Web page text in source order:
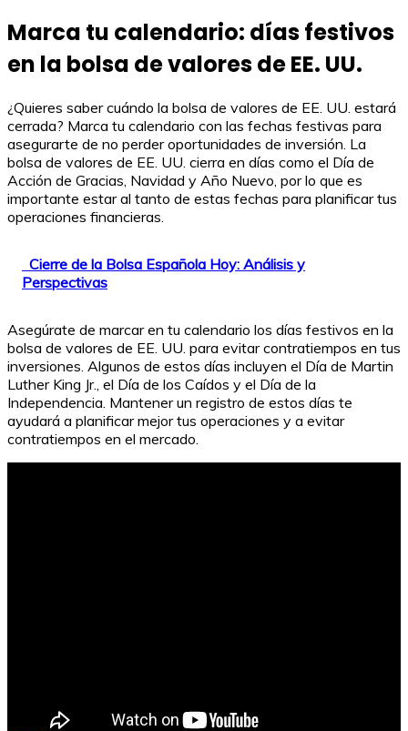
Marca tu calendario: días festivos
en la bolsa de valores de EE. UU.
¿Quieres saber cuándo la bolsa de valores de EE. UU. estará
cerrada? Marca tu calendario con las fechas festivas para
asegurarte de no perder oportunidades de inversión. La
bolsa de valores de EE. UU. cierra en días como el Día de
Acción de Gracias, Navidad y Año Nuevo, por lo que es
importante estar al tanto de estas fechas para planificar tus
operaciones financieras.
Cierre de la Bolsa Española Hoy: Análisis y
Perspectivas
Asegúrate de marcar en tu calendario los días festivos en la
bolsa de valores de EE. UU. para evitar contratiempos en tus
inversiones. Algunos de estos días incluyen el Día de Martin
Luther King Jr., el Día de los Caídos y el Día de la
Independencia. Mantener un registro de estos días te
ayudará a planificar mejor tus operaciones y a evitar
contratiempos en el mercado.